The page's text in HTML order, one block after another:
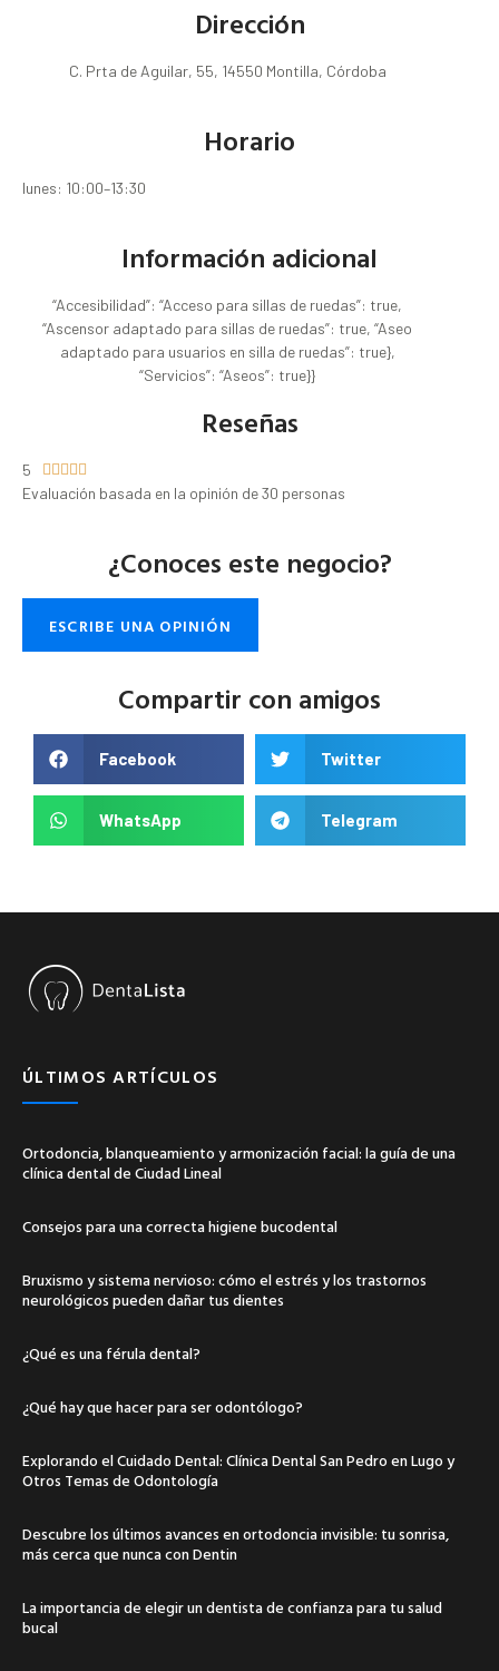
Dirección
C. Prta de Aguilar, 55, 14550 Montilla, Córdoba
Horario
lunes: 10:00–13:30
Información adicional
“Accesibilidad”: “Acceso para sillas de ruedas”: true,
“Ascensor adaptado para sillas de ruedas”: true, “Aseo
adaptado para usuarios en silla de ruedas”: true},
“Servicios”: “Aseos”: true}}
Reseñas
5     
Evaluación basada en la opinión de 30 personas
¿Conoces este negocio?
ESCRIBE UNA OPINIÓN
Compartir con amigos
Facebook Twitter
WhatsApp Telegram
ÚLTIMOS ARTÍCULOS
Ortodoncia, blanqueamiento y armonización facial: la guía de una
clínica dental de Ciudad Lineal
Consejos para una correcta higiene bucodental
Bruxismo y sistema nervioso: cómo el estrés y los trastornos
neurológicos pueden dañar tus dientes
¿Qué es una férula dental?
¿Qué hay que hacer para ser odontólogo?
Explorando el Cuidado Dental: Clínica Dental San Pedro en Lugo y
Otros Temas de Odontología
Descubre los últimos avances en ortodoncia invisible: tu sonrisa,
más cerca que nunca con Dentin
La importancia de elegir un dentista de confianza para tu salud
bucal